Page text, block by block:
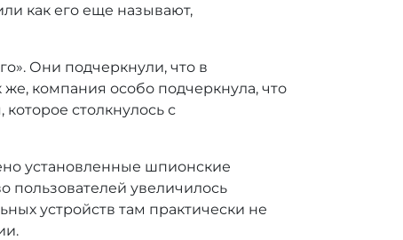
как его еще называют,
Они подчеркнули, что в
компания особо подчеркнула, что
столкнулось с
установленные шпионские
пользователей увеличилось
устройств там практически не